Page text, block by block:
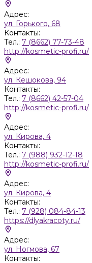
Адрес:
ул. Горького, 68
Контакты:
Тел.: 7 (8662) 77-73-48
http://kosmetic-profi.ru/
Адрес:
ул. Кешокова, 94
Контакты:
Тел.: 7 (8662) 42-57-04
http://kosmetic-profi.ru/
Адрес:
ул. Кирова, 4
Контакты:
Тел.: 7 (988) 932-12-18
http://kosmetic-profi.ru/
Адрес:
ул. Кирова, 4
Контакты:
Тел.: 7 (928) 084-84-13
https://dlyakracoty.ru/
Адрес:
ул. Ногмова, 67
Контакты: